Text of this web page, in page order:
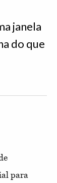
janela
do que
para